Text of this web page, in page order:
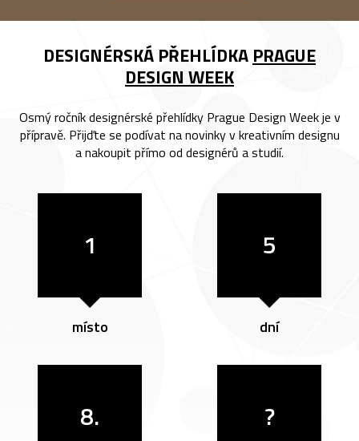
DESIGNÉRSKÁ PŘEHLÍDKA PRAGUE
DESIGN WEEK
Osmý ročník designérské přehlídky Prague Design Week je v
přípravě. Přijďte se podívat na novinky v kreativním designu
a nakoupit přímo od designérů a studií.
1
místo
5
dní
8. ?